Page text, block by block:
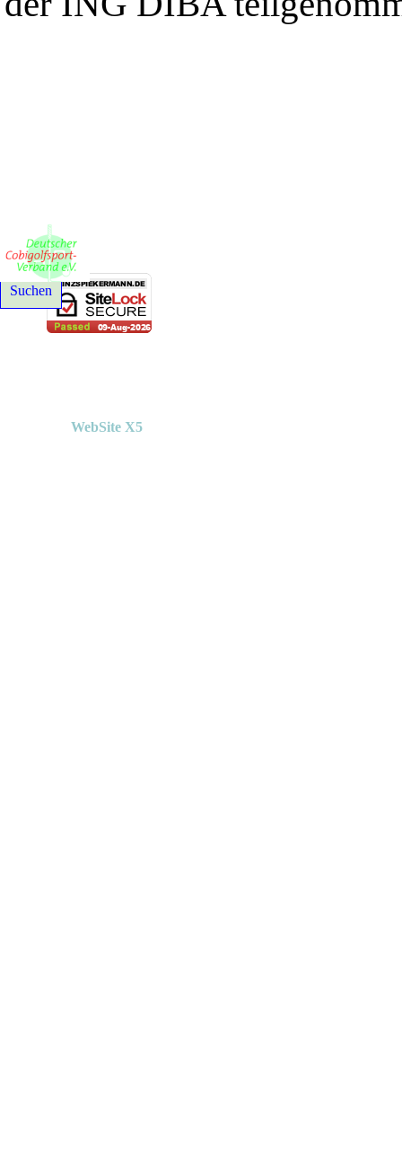
© 2021-2026 Deutscher Cobigolfsport-Verband e. V. - Alle
Suchen
WebSite X5